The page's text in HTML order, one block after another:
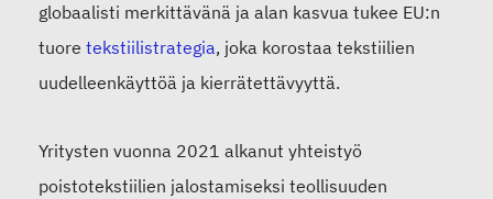
globaalisti merkittävänä ja alan kasvua tukee EU:n
tuore tekstiilistrategia, joka korostaa tekstiilien
uudelleenkäyttöä ja kierrätettävyyttä.
Yritysten vuonna 2021 alkanut yhteistyö
poistotekstiilien jalostamiseksi teollisuuden